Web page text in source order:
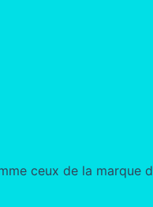
ceux de la marque